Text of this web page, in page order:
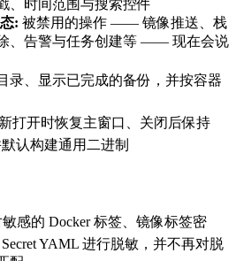
、时间范围与搜索控件
: 被禁用的操作 —— 镜像推送、栈
、告警与任务创建等 —— 现在会说
录、显示已完成的备份，并按容器
打开时恢复主窗口、关闭后保持
认构建通用二进制
感的 Docker 标签、镜像标签密
YAML 进行脱敏，并不再对脱